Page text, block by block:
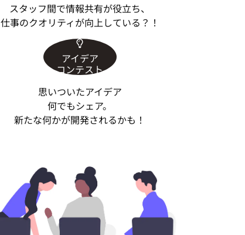
スタッフ間で情報共有が役立ち、
仕事のクオリティが向上している？！
アイデア
コンテスト
思いついたアイデア
何でもシェア。
新たな何かが開発されるかも！